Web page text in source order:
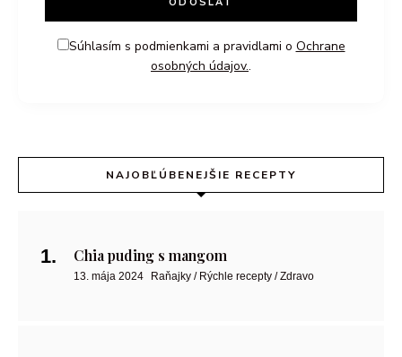
Súhlasím s podmienkami a pravidlami o Ochrane
osobných údajov..
NAJOBĽÚBENEJŠIE RECEPTY
Chia puding s mangom
13. mája 2024 Raňajky / Rýchle recepty / Zdravo